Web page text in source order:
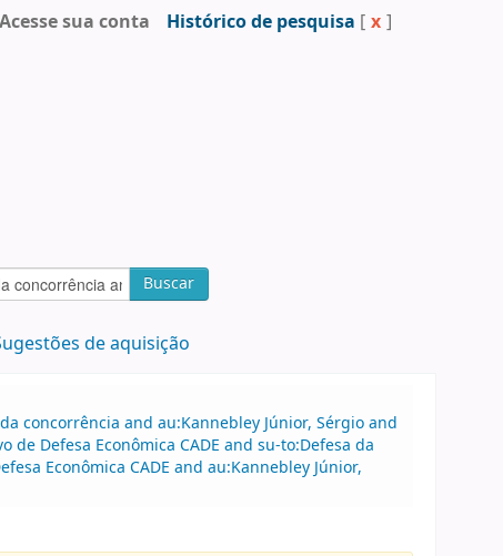
Acesse sua conta Histórico de pesquisa [ x ]
Buscar
de aquisição
concorrência and au:Kannebley Júnior, Sérgio and
Defesa Econômica CADE and su-to:Defesa da
Econômica CADE and au:Kannebley Júnior,